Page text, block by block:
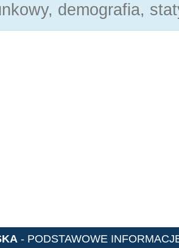
demografia,
- PODSTAWOWE